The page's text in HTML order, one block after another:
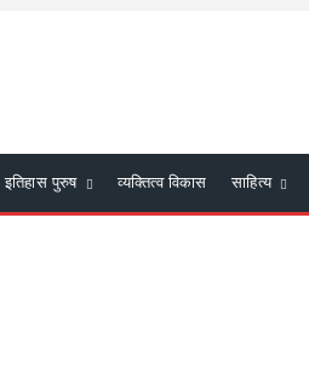
इतिहास पुरुष व्यक्तित्व विकास साहित्य